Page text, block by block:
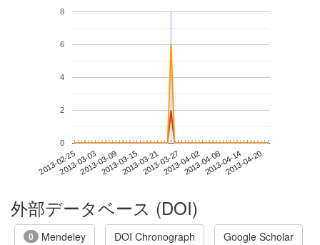
2013-02-252013-03-032013-03-092013-03-152013-03-212013-03-272013-04-022013-04-082013-04-142013-04-20
0
2
4
6
8
外部データベース (DOI)
0 Mendeley DOI Chronograph Google Scholar